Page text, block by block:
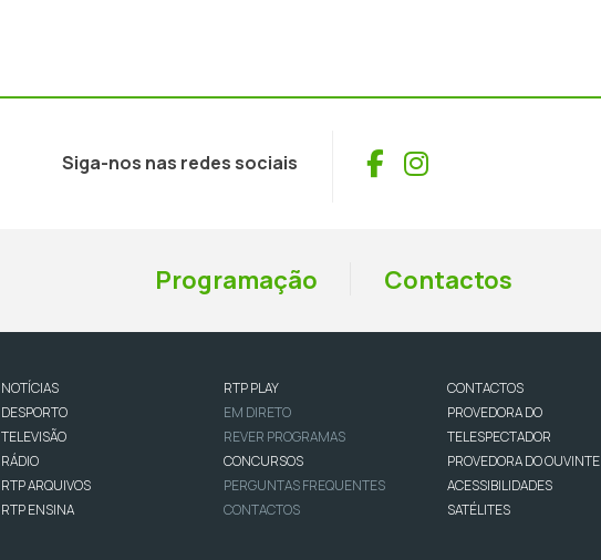
Siga-nos nas redes sociais Facebook
Instagram
Programação Contactos
NOTÍCIAS
DESPORTO
TELEVISÃO
RÁDIO
RTP ARQUIVOS
RTP ENSINA
RTP PLAY
EM DIRETO
REVER PROGRAMAS
CONCURSOS
PERGUNTAS FREQUENTES
CONTACTOS
CONTACTOS
PROVEDORA DO
TELESPECTADOR
PROVEDORA DO OUVINTE
ACESSIBILIDADES
SATÉLITES